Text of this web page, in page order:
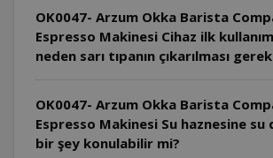
OK0047- Arzum Okka Barista
Espresso Makinesi Cihaz ilk
neden sarı tıpanın çıkarılması
OK0047- Arzum Okka Barista
Espresso Makinesi Su haznesine su
bir şey konulabilir mi?